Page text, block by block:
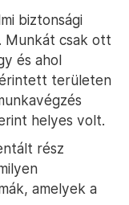
déli fala
oszlopfalat
jelöltem
egy barna
földsáncot
további